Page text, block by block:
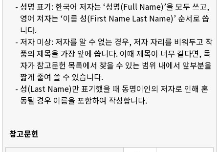
- 성명 표기: 한국어 저자는 ‘성명(Full Name)’을 모두 쓰고,
영어 저자는 ‘이름 성(First Name Last Name)’ 순서로 씁
니다.
- 저자 미상: 저자를 알 수 없는 경우, 저자 자리를 비워두고 작
품의 제목을 가장 앞에 씁니다. 이때 제목이 너무 길다면, 독
자가 참고문헌 목록에서 찾을 수 있는 범위 내에서 앞부분을
짧게 줄여 쓸 수 있습니다.
- 성(Last Name)만 표기했을 때 동명이인의 저자로 인해 혼
동될 경우 이름을 포함하여 작성합니다.
참고문헌